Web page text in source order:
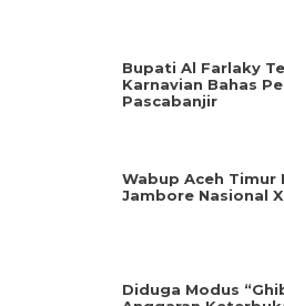
Bupati Al Farlaky
Karnavian Bahas
Pascabanjir
Wabup Aceh Timur
Jambore Nasional
Diduga Modus